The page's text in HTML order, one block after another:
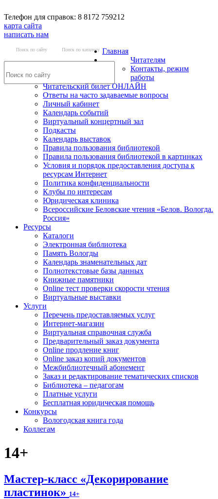
Телефон для справок: 8 8172 759212
карта сайта
написать нам
Поиск по сайту Поиск по каталогу Главная
Читателям
Контакты, режим
работы
Читательский билет ОНЛАЙН
Ответы на часто задаваемые вопросы
Личный кабинет
Календарь событий
Виртуальный концертный зал
Подкасты
Календарь выставок
Правила пользования библиотекой
Правила пользования библиотекой в картинках
Условия и порядок предоставления доступа к
ресурсам Интернет
Политика конфиденциальности
Клубы по интересам
Юридическая клиника
Всероссийские Беловские чтения «Белов. Вологда.
Россия»
Ресурсы
Каталоги
Электронная библиотека
Память Вологды
Календарь знаменательных дат
Полнотекстовые базы данных
Книжные памятники
Online тест проверки скорости чтения
Виртуальные выставки
Услуги
Перечень предоставляемых услуг
Интернет-магазин
Виртуальная справочная служба
Предварительный заказ документа
Online продление книг
Online заказ копий документов
Межбиблиотечный абонемент
Заказ и редактирование тематических списков
Библиотека – педагогам
Платные услуги
Бесплатная юридическая помощь
Конкурсы
Вологодская книга года
Коллегам
14+
Мастер-класс «Декорирование
пластинок» 14+